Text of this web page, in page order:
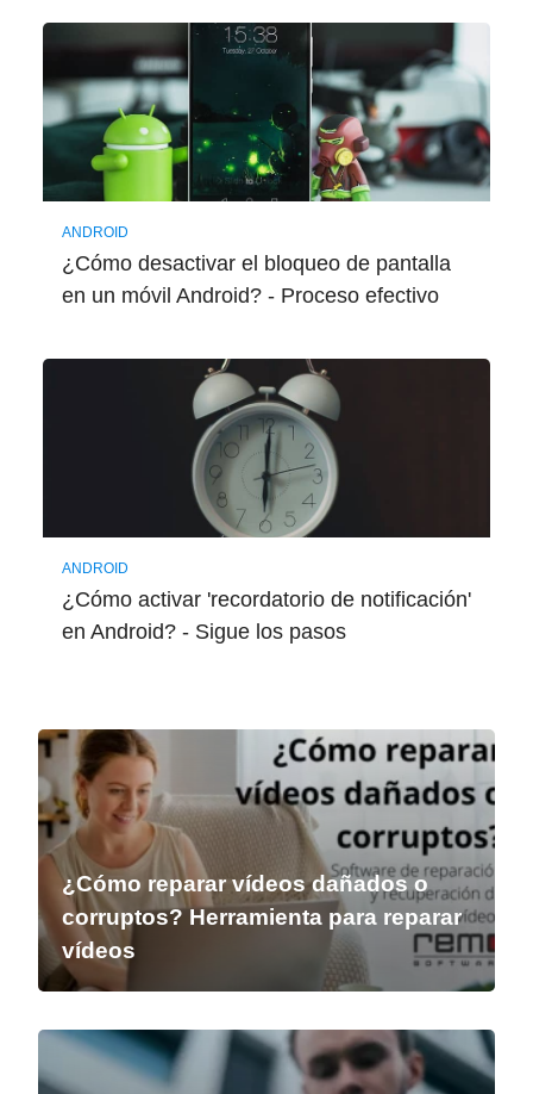
ANDROID
¿Cómo desactivar el bloqueo de pantalla
en un móvil Android? - Proceso efectivo
ANDROID
¿Cómo activar 'recordatorio de notificación'
en Android? - Sigue los pasos
¿Cómo reparar vídeos dañados o
corruptos? Herramienta para reparar
vídeos